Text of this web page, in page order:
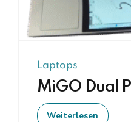
Laptops
MiGO Dual
Weiterlesen